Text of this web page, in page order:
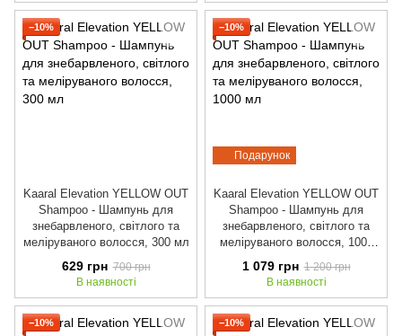
−10%
Kaaral Elevation YELLOW OUT
Shampoo - Шампунь для
знебарвленого, світлого та
меліруваного волосся, 300 мл
629 грн 700 грн
В наявності
Подарунок
−10%
Kaaral Elevation YELLOW OUT
Shampoo - Шампунь для
знебарвленого, світлого та
меліруваного волосся, 1000
1 079 грн 1 200 грн
В наявності
−10% −10%